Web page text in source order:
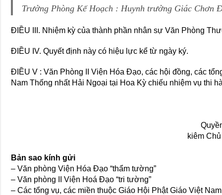
Trưởng Phòng Kế Hoạch : Huynh trưởng Giác Chơn
ĐIỀU III. Nhiệm kỳ của thành phần nhân sự Văn Phòng
ĐIỀU IV. Quyết định này có hiệu lực kể từ ngày ký.
ĐIỀU V : Văn Phòng II Viện Hóa Đạo, các hội đồng, các
Nam Thống nhất Hải Ngoại tại Hoa Kỳ chiếu nhiệm vụ thi
kiêm
Bản sao kính gửi
– Văn phòng Viện Hóa Đạo “thẩm tường”
– Văn phòng II Viện Hoá Đạo “tri tường”
– Các tổng vụ, các miền thuộc Giáo Hội Phật Giáo Việt